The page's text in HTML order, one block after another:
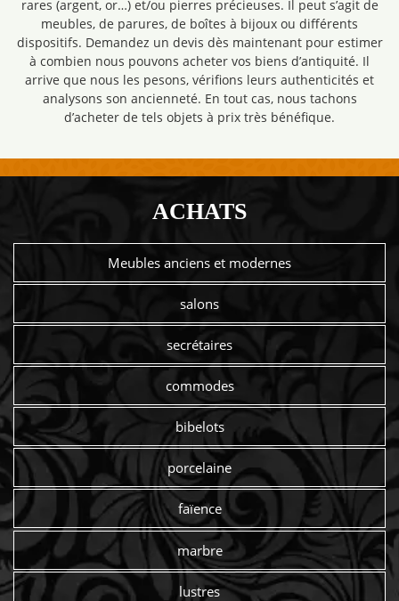
rares (argent, or…) et/ou pierres précieuses. Il peut s’agit de
meubles, de parures, de boîtes à bijoux ou différents
dispositifs. Demandez un devis dès maintenant pour estimer
à combien nous pouvons acheter vos biens d’antiquité. Il
arrive que nous les pesons, vérifions leurs authenticités et
analysons son ancienneté. En tout cas, nous tachons
d’acheter de tels objets à prix très bénéfique.
ACHATS
Meubles anciens et modernes
salons
secrétaires
commodes
bibelots
porcelaine
faïence
marbre
lustres